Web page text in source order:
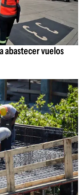
abastecer vuelos